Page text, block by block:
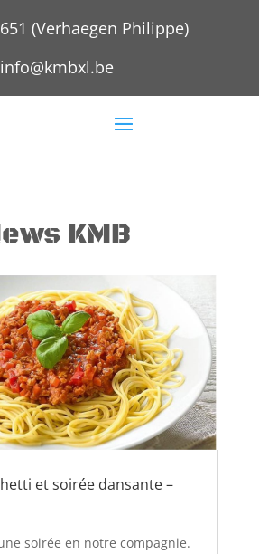
(Verhaegen Philippe)
info@kmbxl.be
KMB
et soirée dansante –
soirée en notre compagnie.